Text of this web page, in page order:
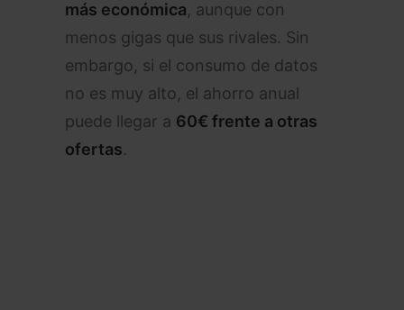
más económica, aunque con
menos gigas que sus rivales. Sin
embargo, si el consumo de datos
no es muy alto, el ahorro anual
puede llegar a 60€ frente a otras
ofertas.